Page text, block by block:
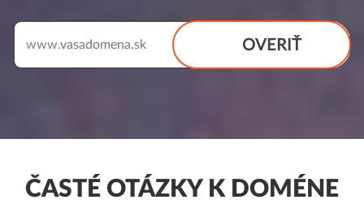
OVERIŤ
www.
ČASTÉ OTÁZKY K DOMÉNE